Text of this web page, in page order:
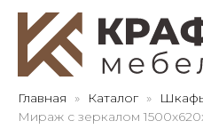
Главная Каталог
Мираж с зеркалом